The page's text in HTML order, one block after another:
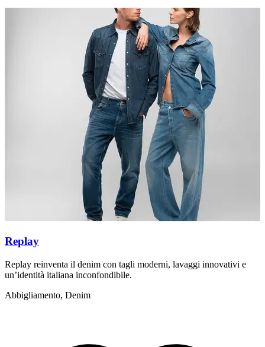
Replay
Replay reinventa il denim con tagli moderni, lavaggi innovativi e
un’identità italiana inconfondibile.
Abbigliamento, Denim